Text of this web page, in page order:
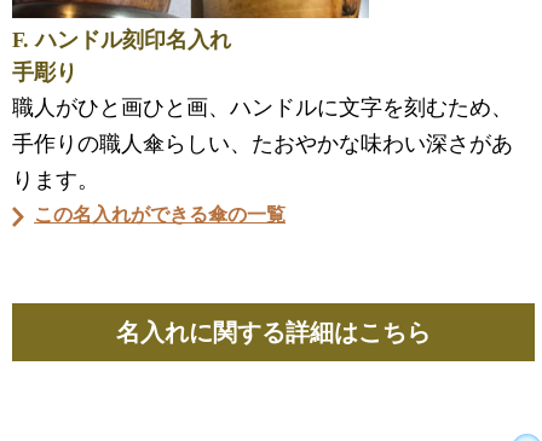
F. ハンドル刻印名入れ
手彫り
職人がひと画ひと画、ハンドルに文字を刻むため、
手作りの職人傘らしい、たおやかな味わい深さがあ
ります。
この名入れができる傘の一覧
名入れに関する詳細はこちら